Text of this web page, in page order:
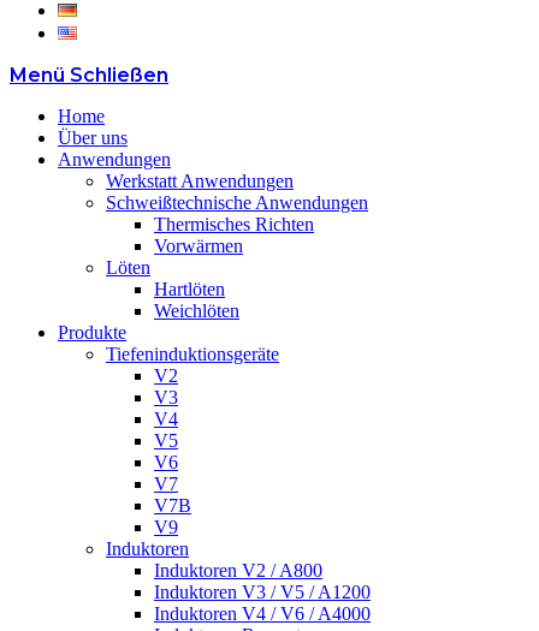
Menü Schließen
Home
Über uns
Anwendungen
Werkstatt Anwendungen
Schweißtechnische Anwendungen
Thermisches Richten
Vorwärmen
Löten
Hartlöten
Weichlöten
Produkte
Tiefeninduktionsgeräte
V2
V3
V4
V5
V6
V7
V7B
V9
Induktoren
Induktoren V2 / A800
Induktoren V3 / V5 / A1200
Induktoren V4 / V6 / A4000